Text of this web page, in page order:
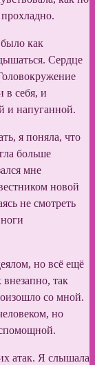
как
Сердце
в себя, и
и напуганной.
я поняла, что
больше
мне
новой
не смотреть
но всё ещё
так
со мной.
но
атак. Я слышала